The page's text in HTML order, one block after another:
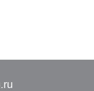
.ru